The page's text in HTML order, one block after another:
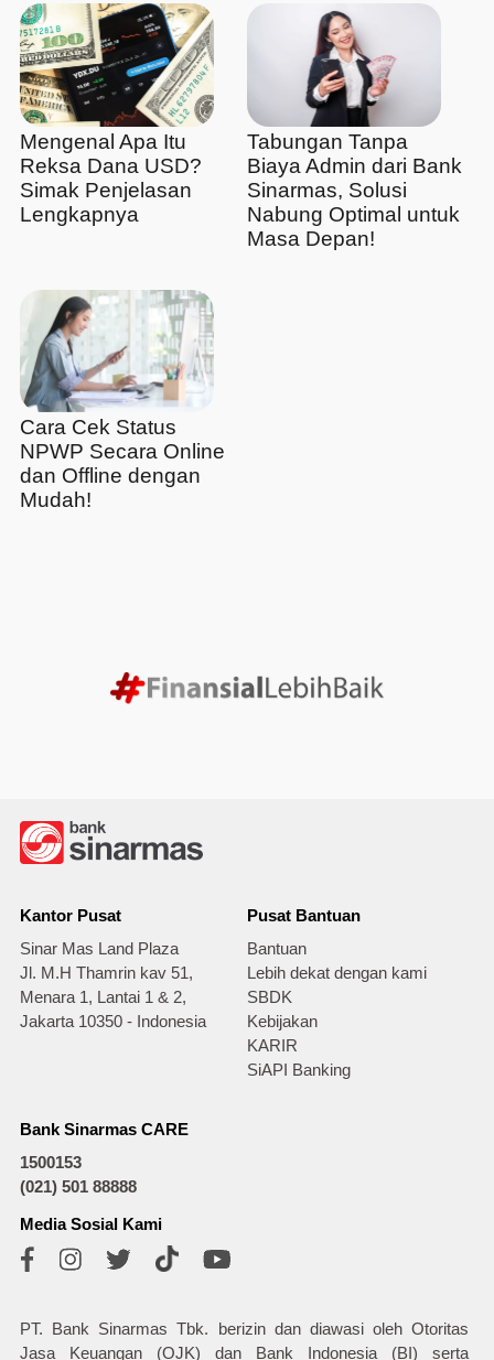
Mengenal Apa Itu
Reksa Dana USD?
Simak Penjelasan
Lengkapnya
Tabungan Tanpa
Biaya Admin dari Bank
Sinarmas, Solusi
Nabung Optimal untuk
Masa Depan!
Cara Cek Status
NPWP Secara Online
dan Offline dengan
Mudah!
Kantor Pusat
Sinar Mas Land Plaza
Jl. M.H Thamrin kav 51,
Menara 1, Lantai 1 & 2,
Jakarta 10350 - Indonesia
Pusat Bantuan
Bantuan
Lebih dekat dengan kami
SBDK
Kebijakan
KARIR
SiAPI Banking
Bank Sinarmas CARE
1500153
(021) 501 88888
Media Sosial Kami
PT. Bank Sinarmas Tbk. berizin dan diawasi oleh Otoritas
Jasa Keuangan (OJK) dan Bank Indonesia (BI) serta